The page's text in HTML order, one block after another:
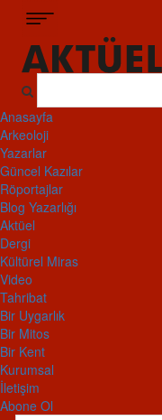
Anasayfa
Arkeoloji
Yazarlar
Güncel Kazılar
Röportajlar
Blog Yazarlığı
Aktüel
Dergi
Kültürel Miras
Video
Tahribat
Bir Uygarlık
Bir Mitos
Bir Kent
Kurumsal
İletişim
Abone Ol